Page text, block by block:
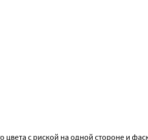
цвета с риской на одной стороне и